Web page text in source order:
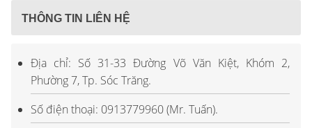
THÔNG TIN LIÊN HỆ
Địa chỉ: Số 31-33 Đường Võ Văn Kiệt, Khóm 2,
Phường 7, Tp. Sóc Trăng.
Số điện thoại: 0913779960 (Mr. Tuấn).